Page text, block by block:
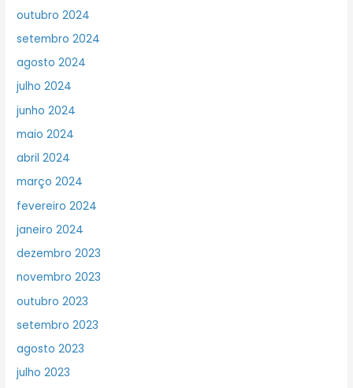
outubro 2024
setembro 2024
agosto 2024
julho 2024
junho 2024
maio 2024
abril 2024
março 2024
fevereiro 2024
janeiro 2024
dezembro 2023
novembro 2023
outubro 2023
setembro 2023
agosto 2023
julho 2023